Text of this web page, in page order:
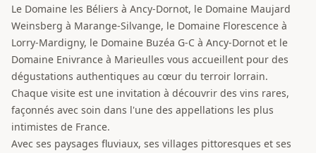
Le Domaine les Béliers à Ancy-Dornot, le Domaine Maujard
Weinsberg à Marange-Silvange, le Domaine Florescence à
Lorry-Mardigny, le Domaine Buzéa G-C à Ancy-Dornot et le
Domaine Enivrance à Marieulles vous accueillent pour des
dégustations authentiques au cœur du terroir lorrain.
Chaque visite est une invitation à découvrir des vins rares,
façonnés avec soin dans l'une des appellations les plus
intimistes de France.
Avec ses paysages fluviaux, ses villages pittoresques et ses